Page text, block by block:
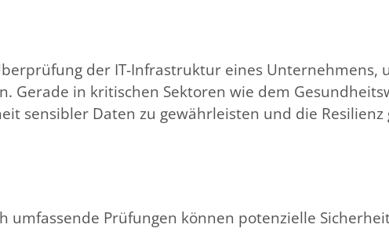
der IT-Infrastruktur eines Unternehmens,
Gerade in kritischen Sektoren wie dem
sensibler Daten zu gewährleisten und die Resilienz
umfassende Prüfungen können potenzielle